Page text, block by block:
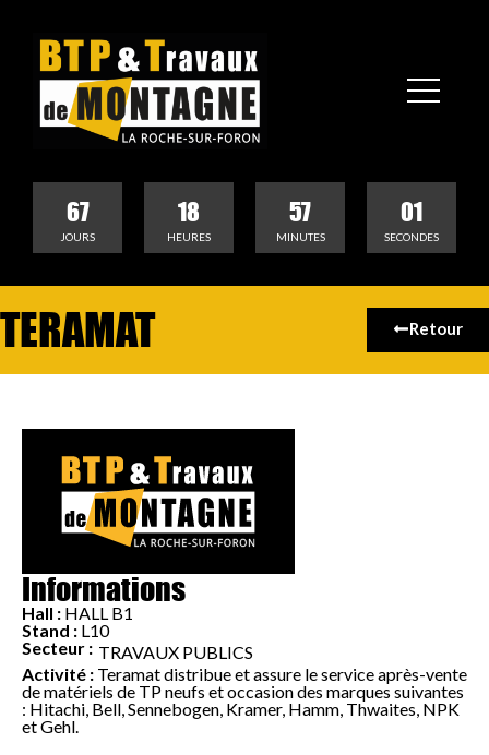
67
JOURS
18
HEURES
57
MINUTES
01
SECONDES
TERAMAT Retour
Informations
Hall : HALL B1
Stand : L10
Secteur : TRAVAUX PUBLICS
Activité : Teramat distribue et assure le service après-vente
de matériels de TP neufs et occasion des marques suivantes
: Hitachi, Bell, Sennebogen, Kramer, Hamm, Thwaites, NPK
et Gehl.